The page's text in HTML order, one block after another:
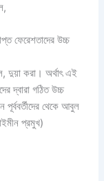
ফেরেশতাদের উচ্চ
দুয়া করা। অর্থাৎ এই
দ্বারা গঠিত উচ্চ
থেকে আবুল
প্রমুখ)